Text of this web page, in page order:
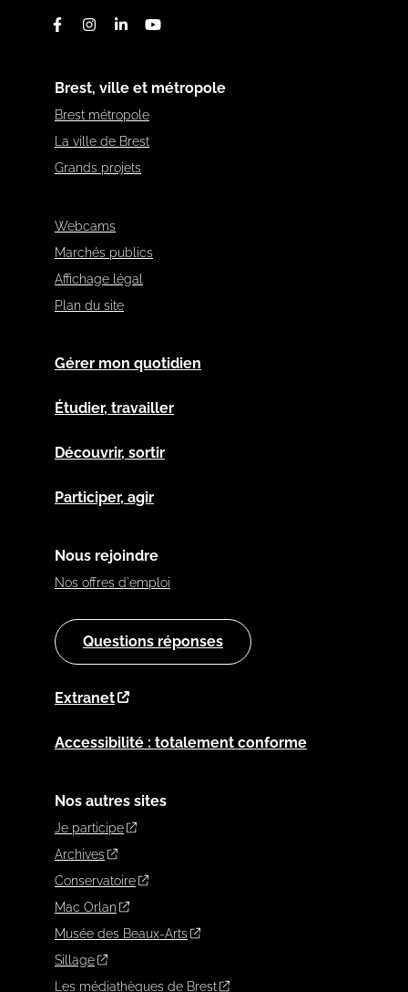
FacebookInstagram
LinkedinYoutube
Brest, ville et métropole
Brest métropole
La ville de Brest
Grands projets
Webcams
Marchés publics
Affichage légal
Plan du site
Gérer mon quotidien
Étudier, travailler
Découvrir, sortir
Participer, agir
Nous rejoindre
Nos offres d'emploi
Questions réponses
Extranet
Accessibilité : totalement conforme
Nos autres sites
Je participe
Archives
Conservatoire
Mac Orlan
Musée des Beaux-Arts
Sillage
Les médiathèques de Brest